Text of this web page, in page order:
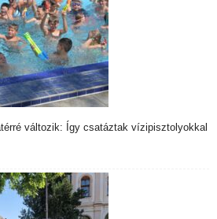
változik: Így csatáztak vízipisztolyokkal